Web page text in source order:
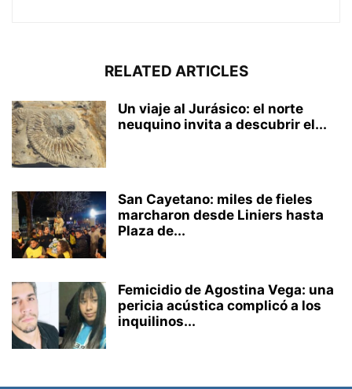
RELATED ARTICLES
Un viaje al Jurásico: el norte
neuquino invita a descubrir el...
San Cayetano: miles de fieles
marcharon desde Liniers hasta
Plaza de...
Femicidio de Agostina Vega: una
pericia acústica complicó a los
inquilinos...